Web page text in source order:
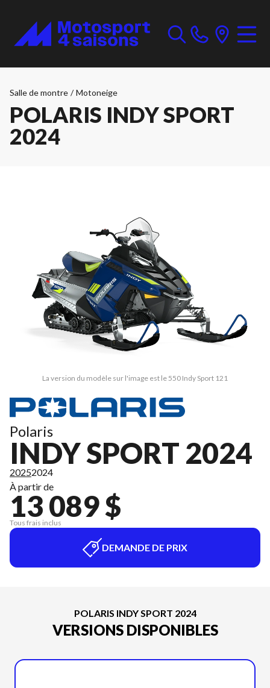
Salle de montre / Motoneige
POLARIS INDY SPORT
2024
La version du modèle sur l'image est le 550 Indy Sport 121
Polaris
INDY SPORT 2024
20252024
À partir de
13 089 $
Tous frais inclus
DEMANDE DE PRIX
POLARIS INDY SPORT 2024
VERSIONS DISPONIBLES